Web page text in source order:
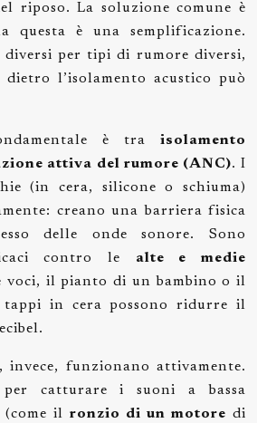
riposo. La soluzione comune è
questa è una semplificazione.
diversi per tipi di rumore diversi,
l’isolamento acustico può
è tra isolamento
attiva del rumore (ANC). I
(in cera, silicone o schiuma)
creano una barriera fisica
delle onde sonore. Sono
contro le alte e medie
voci, il pianto di un bambino o il
in cera possono ridurre il
invece, funzionano attivamente.
per catturare i suoni a bassa
(come il ronzio di un motore di